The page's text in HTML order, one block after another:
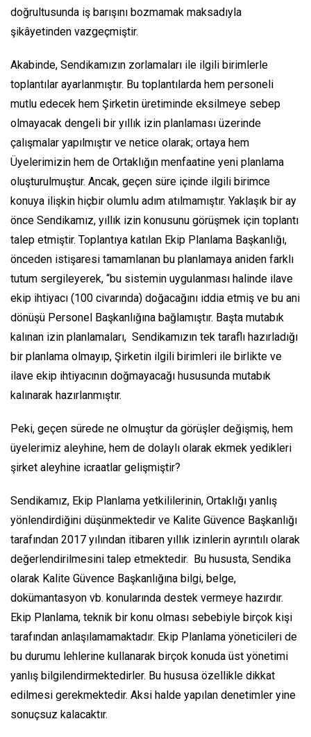
doğrultusunda iş barışını bozmamak maksadıyla
şikâyetinden vazgeçmiştir.
Akabinde, Sendikamızın zorlamaları ile ilgili birimlerle
toplantılar ayarlanmıştır. Bu toplantılarda hem personeli
mutlu edecek hem Şirketin üretiminde eksilmeye sebep
olmayacak dengeli bir yıllık izin planlaması üzerinde
çalışmalar yapılmıştır ve netice olarak; ortaya hem
Üyelerimizin hem de Ortaklığın menfaatine yeni planlama
oluşturulmuştur. Ancak, geçen süre içinde ilgili birimce
konuya ilişkin hiçbir olumlu adım atılmamıştır. Yaklaşık bir ay
önce Sendikamız, yıllık izin konusunu görüşmek için toplantı
talep etmiştir. Toplantıya katılan Ekip Planlama Başkanlığı,
önceden istişaresi tamamlanan bu planlamaya aniden farklı
tutum sergileyerek, “bu sistemin uygulanması halinde ilave
ekip ihtiyacı (100 civarında) doğacağını iddia etmiş ve bu ani
dönüşü Personel Başkanlığına bağlamıştır. Başta mutabık
kalınan izin planlamaları, Sendikamızın tek taraflı hazırladığı
bir planlama olmayıp, Şirketin ilgili birimleri ile birlikte ve
ilave ekip ihtiyacının doğmayacağı hususunda mutabık
kalınarak hazırlanmıştır.
Peki, geçen sürede ne olmuştur da görüşler değişmiş, hem
üyelerimiz aleyhine, hem de dolaylı olarak ekmek yedikleri
şirket aleyhine icraatlar gelişmiştir?
Sendikamız, Ekip Planlama yetkililerinin, Ortaklığı yanlış
yönlendirdiğini düşünmektedir ve Kalite Güvence Başkanlığı
tarafından 2017 yılından itibaren yıllık izinlerin ayrıntılı olarak
değerlendirilmesini talep etmektedir. Bu hususta, Sendika
olarak Kalite Güvence Başkanlığına bilgi, belge,
dokümantasyon vb. konularında destek vermeye hazırdır.
Ekip Planlama, teknik bir konu olması sebebiyle birçok kişi
tarafından anlaşılamamaktadır. Ekip Planlama yöneticileri de
bu durumu lehlerine kullanarak birçok konuda üst yönetimi
yanlış bilgilendirmektedirler. Bu hususa özellikle dikkat
edilmesi gerekmektedir. Aksi halde yapılan denetimler yine
sonuçsuz kalacaktır.